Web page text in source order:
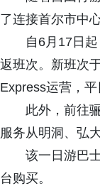
了连接首尔市中
自6月17日
返班次。新班次
Express运营，
此外，前往
服务从明洞、弘
该一日游巴
台购买。